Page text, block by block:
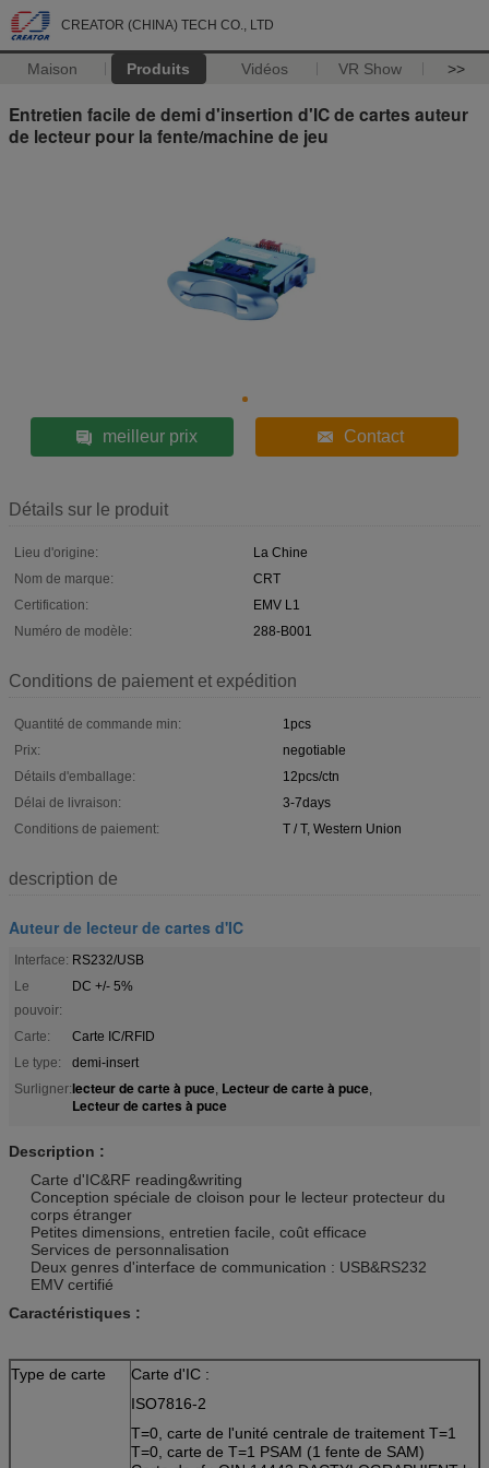
CREATOR (CHINA) TECH CO., LTD
Maison Produits Vidéos VR Show >>
Entretien facile de demi d'insertion d'IC de cartes auteur
de lecteur pour la fente/machine de jeu
meilleur prix Contact
Détails sur le produit
Lieu d'origine:
La Chine
Nom de marque:
CRT
Certification:
EMV L1
Numéro de modèle:
288-B001
Conditions de paiement et expédition
Quantité de commande min:
1pcs
Prix:
negotiable
Détails d'emballage:
12pcs/ctn
Délai de livraison:
3-7days
Conditions de paiement:
T / T, Western Union
description de
Auteur de lecteur de cartes d'IC
Interface: RS232/USB
Le
pouvoir:
DC +/- 5%
Carte:
Carte IC/RFID
Le type:
demi-insert
Surligner:lecteur de carte à puce, Lecteur de carte à puce,
Lecteur de cartes à puce
Description :
Carte d'IC&RF reading&writing
Conception spéciale de cloison pour le lecteur protecteur du
corps étranger
Petites dimensions, entretien facile, coût efficace
Services de personnalisation
Deux genres d'interface de communication : USB&RS232
EMV certifié
Caractéristiques :
Type de carte
Carte d'IC :
ISO7816-2
T=0, carte de l'unité centrale de traitement T=1
T=0, carte de T=1 PSAM (1 fente de SAM)